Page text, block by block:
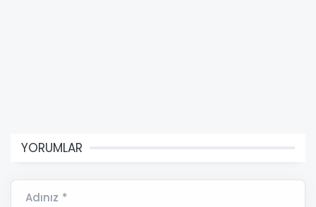
YORUMLAR
Adınız *